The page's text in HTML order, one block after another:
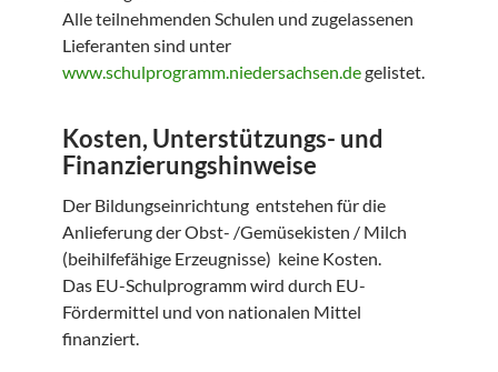
Alle teilnehmenden Schulen und zugelassenen
Lieferanten sind unter
www.schulprogramm.niedersachsen.degelistet.
Kosten, Unterstützungs- und
Finanzierungshinweise
Der Bildungseinrichtung entstehen für die
Anlieferung der Obst- /Gemüsekisten / Milch
(beihilfefähige Erzeugnisse) keine Kosten.
Das EU-Schulprogramm wird durch EU-
Fördermittel und von nationalen Mittel
finanziert.